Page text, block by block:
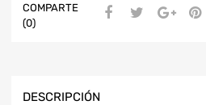
COMPARTE
(0)
DESCRIPCIÓN